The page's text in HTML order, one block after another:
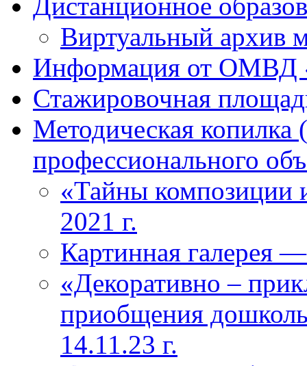
Виртуальный архив
Информация от ОМВД
Стажировочная
Методическая копилка
профессионального
«Тайны композиции
2021 г.
Картинная галерея
«Декоративно –
приобщения
14.11.23 г.